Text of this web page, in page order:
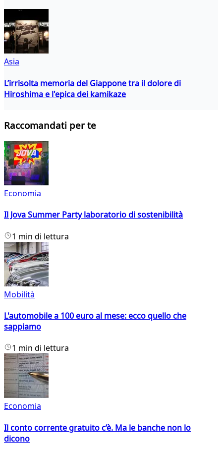
Asia
L’irrisolta memoria del Giappone tra il dolore di
Hiroshima e l'epica dei kamikaze
Raccomandati per te
Economia
Il Jova Summer Party laboratorio di sostenibilità
1 min di lettura
Mobilità
L'automobile a 100 euro al mese: ecco quello che
sappiamo
1 min di lettura
Economia
Il conto corrente gratuito c’è. Ma le banche non lo
dicono